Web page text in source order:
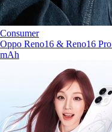
Consumer
Oppo Reno16 & Reno16
mAh